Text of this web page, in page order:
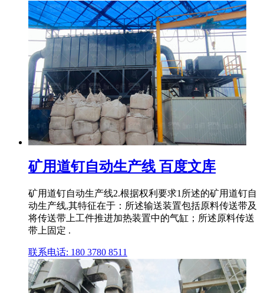
矿用道钉自动生产线 百度文库
矿用道钉自动生产线2.根据权利要求1所述的矿用道钉自
动生产线,其特征在于：所述输送装置包括原料传送带及
将传送带上工件推进加热装置中的气缸；所述原料传送
带上固定 .
联系电话: 180 3780 8511